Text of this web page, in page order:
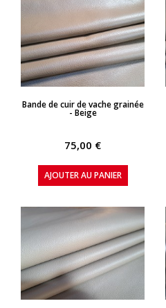
APERÇU RAPIDE
Bande de cuir de vache grainée
- Beige
75,00 €
AJOUTER AU PANIER